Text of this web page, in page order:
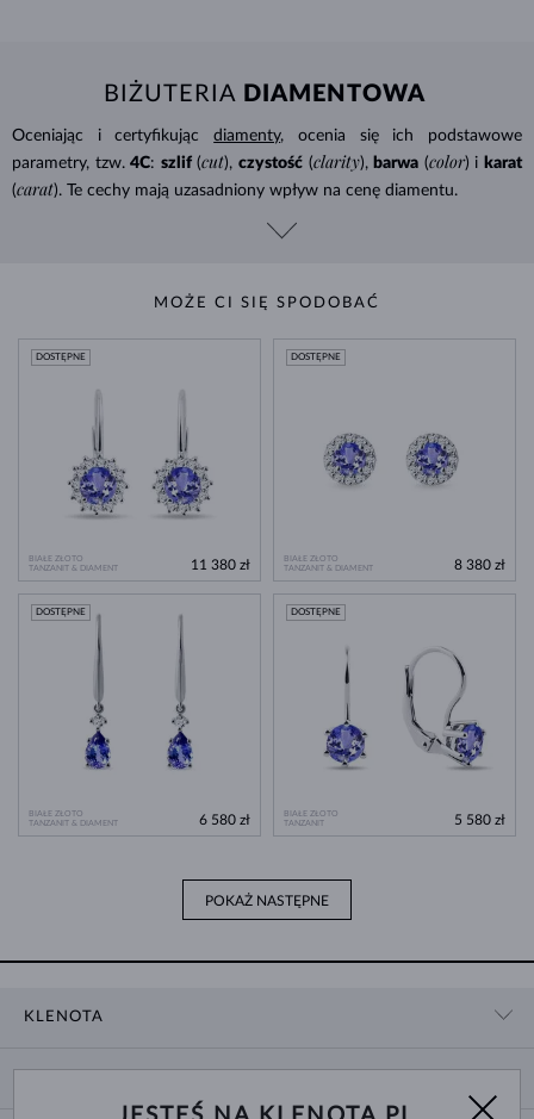
BIŻUTERIA DIAMENTOWA
Oceniając i certyfikującdiamenty, ocenia się ich podstawowe
parametry, tzw. 4C: szlif (cut), czystość (clarity), barwa (color) i karat
(carat). Te cechy mają uzasadniony wpływ na cenę diamentu.
MOŻE CI SIĘ SPODOBAĆ
BIAŁE ZŁOTO
TANZANIT & DIAMENT
DOSTĘPNE
11 380 zł
BIAŁE ZŁOTO
TANZANIT & DIAMENT
DOSTĘPNE
8 380 zł
BIAŁE ZŁOTO
TANZANIT & DIAMENT
DOSTĘPNE
6 580 zł
BIAŁE ZŁOTO
TANZANIT
DOSTĘPNE
5 580 zł
POKAŻ NASTĘPNE
KLENOTA